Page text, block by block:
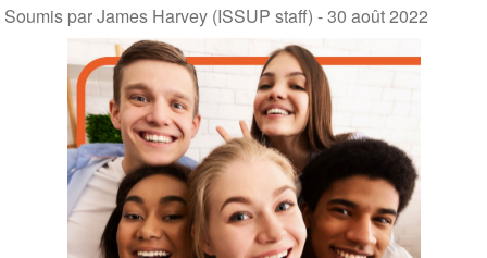
Soumis par James Harvey (ISSUP staff) -30 août 2022